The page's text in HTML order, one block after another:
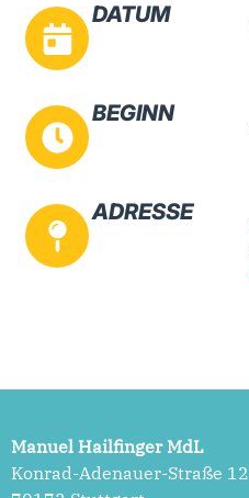
DATUM
BEGINN
ADRESSE
Manuel Hailfinger MdL
Konrad-Adenauer-Straße 12